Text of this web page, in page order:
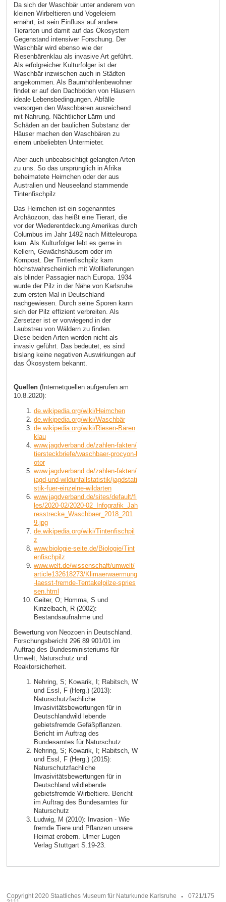
Da sich der Waschbär unter anderem von
kleinen Wirbeltieren und Vogeleiern
ernährt, ist sein Einfluss auf andere
Tierarten und damit auf das Ökosystem
Gegenstand intensiver Forschung. Der
Waschbär wird ebenso wie der
Riesenbärenklau als invasive Art geführt.
Als erfolgreicher Kulturfolger ist der
Waschbär inzwischen auch in Städten
angekommen. Als Baumhöhlenbewohner
findet er auf den Dachböden von Häusern
ideale Lebensbedingungen. Abfälle
versorgen den Waschbären ausreichend
mit Nahrung. Nächtlicher Lärm und
Schäden an der baulichen Substanz der
Häuser machen den Waschbären zu
einem unbeliebten Untermieter.
Aber auch unbeabsichtigt gelangten Arten
zu uns. So das ursprünglich in Afrika
beheimatete Heimchen oder der aus
Australien und Neuseeland stammende
Tintenfischpilz
Das Heimchen ist ein sogenanntes
Archäozoon, das heißt eine Tierart, die
vor der Wiederentdeckung Amerikas durch
Columbus im Jahr 1492 nach Mitteleuropa
kam. Als Kulturfolger lebt es gerne in
Kellern, Gewächshäusern oder im
Kompost. Der Tintenfischpilz kam
höchstwahrscheinlich mit Wolllieferungen
als blinder Passagier nach Europa. 1934
wurde der Pilz in der Nähe von Karlsruhe
zum ersten Mal in Deutschland
nachgewiesen. Durch seine Sporen kann
sich der Pilz effizient verbreiten. Als
Zersetzer ist er vorwiegend in der
Laubstreu von Wäldern zu finden.
Diese beiden Arten werden nicht als
invasiv geführt. Das bedeutet, es sind
bislang keine negativen Auswirkungen auf
das Ökosystem bekannt.
Quellen (Internetquellen aufgerufen am
10.8.2020):
de.wikipedia.org/wiki/Heimchen
de.wikipedia.org/wiki/Waschbär
de.wikipedia.org/wiki/Riesen-Bären
klau
www.jagdverband.de/zahlen-fakten/
tiersteckbriefe/waschbaer-procyon-l
otor
www.jagdverband.de/zahlen-fakten/
jagd-und-wildunfallstatistik/jagdstati
stik-fuer-einzelne-wildarten
www.jagdverband.de/sites/default/fi
les/2020-02/2020-02_Infografik_Jah
resstrecke_Waschbaer_2018_201
9.jpg
de.wikipedia.org/wiki/Tintenfischpil
z
www.biologie-seite.de/Biologie/Tint
enfischpilz
www.welt.de/wissenschaft/umwelt/
article132618273/Klimaerwaermung
-laesst-fremde-Tentakelpilze-spries
sen.html
Geiter, O; Homma, S und
Kinzelbach, R (2002):
Bestandsaufnahme und
Bewertung von Neozoen in Deutschland.
Forschungsbericht 296 89 901/01 im
Auftrag des Bundesministeriums für
Umwelt, Naturschutz und
Reaktorsicherheit.
Nehring, S; Kowarik, I; Rabitsch, W
und Essl, F (Herg.) (2013):
Naturschutzfachliche
Invasivitätsbewertungen für in
Deutschlandwild lebende
gebietsfremde Gefäßpflanzen.
Bericht im Auftrag des
Bundesamtes für Naturschutz
Nehring, S; Kowarik, I; Rabitsch, W
und Essl, F (Herg.) (2015):
Naturschutzfachliche
Invasivitätsbewertungen für in
Deutschland wildlebende
gebietsfremde Wirbeltiere. Bericht
im Auftrag des Bundesamtes für
Naturschutz
Ludwig, M (2010): Invasion - Wie
fremde Tiere und Pflanzen unsere
Heimat erobern. Ulmer Eugen
Verlag Stuttgart S.19-23.
Copyright 2020 Staatliches Museum für Naturkunde Karlsruhe
0721/175